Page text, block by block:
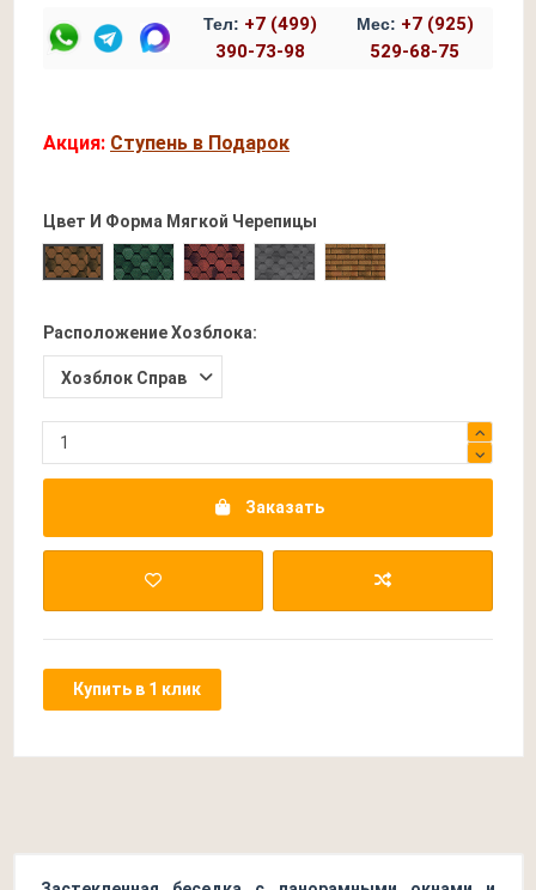
Тел: +7 (499)
390-73-98
Мес: +7 (925)
529-68-75
Акция: Ступень в Подарок
Цвет И Форма Мягкой Черепицы
Прима Коричневая
Прима ЗеленаяПрима Бордовая
Прима СераяТрио Коричневая
Расположение Хозблока:
Заказать
Купить в 1 клик